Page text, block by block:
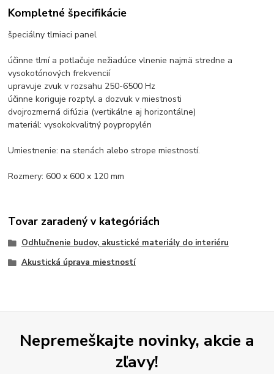
Kompletné špecifikácie
špeciálny tlmiaci panel
účinne tlmí a potlačuje nežiadúce vlnenie najmä stredne a
vysokotónových frekvencií
upravuje zvuk v rozsahu 250-6500 Hz
účinne koriguje rozptyl a dozvuk v miestnosti
dvojrozmerná difúzia (vertikálne aj horizontálne)
materiál: vysokokvalitný poypropylén
Umiestnenie: na stenách alebo strope miestností.
Rozmery: 600 x 600 x 120 mm
Tovar zaradený v kategóriách
Odhlučnenie budov, akustické materiály do interiéru
Akustická úprava miestností
Nepremeškajte novinky, akcie a
zľavy!